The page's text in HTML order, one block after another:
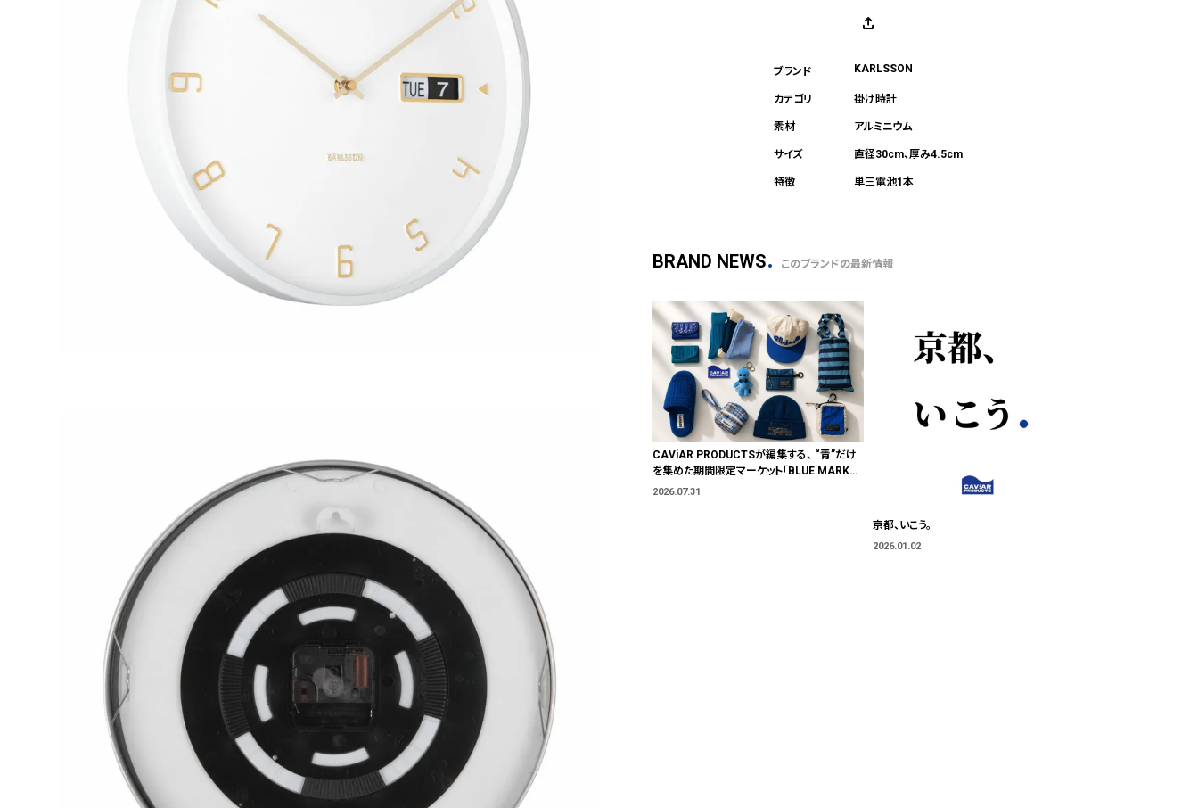
KARLSSON
掛け時計
アルミニウム
直径30cm、厚み4.5cm
単三電池1本
BRAND NEWS このブランドの最新情報
CAViAR PRODUCTSが編集する、 “青”だけ
を集めた期間限定マーケット「BLUE MARKE
T」が横浜に。ブランドではなく、"色"から出会
2026.07.31
京都、いこう。
2026.01.02